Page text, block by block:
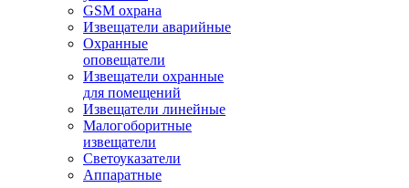
GSM охрана
Извещатели аварийные
Охранные
оповещатели
Извещатели охранные
для помещений
Извещатели линейные
Малогоборитные
извещатели
Светоуказатели
Аппаратные